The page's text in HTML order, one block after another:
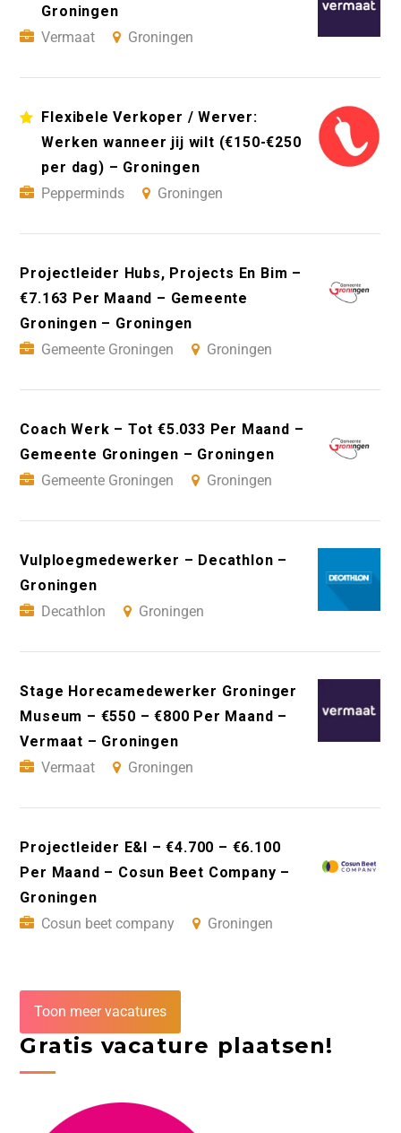
Groningen
Vermaat
Groningen
Flexibele Verkoper / Werver:
Werken wanneer jij wilt (€150-€250
per dag) – Groningen
Pepperminds
Groningen
Projectleider Hubs, Projects En Bim –
€7.163 Per Maand – Gemeente
Groningen – Groningen
Gemeente Groningen
Groningen
Coach Werk – Tot €5.033 Per Maand –
Gemeente Groningen – Groningen
Gemeente Groningen
Groningen
Vulploegmedewerker – Decathlon –
Groningen
Decathlon
Groningen
Stage Horecamedewerker Groninger
Museum – €550 – €800 Per Maand –
Vermaat – Groningen
Vermaat
Groningen
Projectleider E&I – €4.700 – €6.100
Per Maand – Cosun Beet Company –
Groningen
Cosun beet company
Groningen
Toon meer vacatures
Gratis vacature plaatsen!